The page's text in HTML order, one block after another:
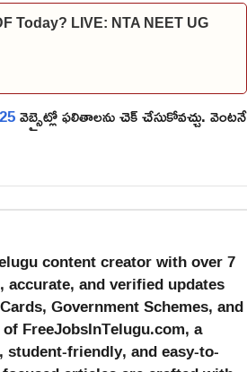
Today? LIVE: NTA NEET UG
వెబ్సైట్లో ఫలితాలను చెక్ చేసుకోవచ్చు. వెంటనే
content creator with over 7
and verified updates
Government Schemes, and
FreeJobsInTelugu.com, a
friendly, and easy-to-